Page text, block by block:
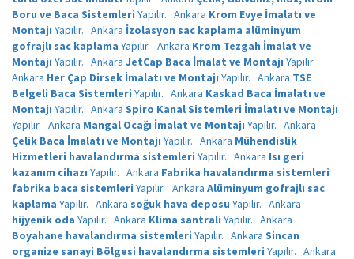
Boru ve Baca Sistemleri Yapılır. Ankara Krom Evye İmalatı ve
Montajı Yapılır. Ankara İzolasyon sac kaplama alüminyum
gofrajlı sac kaplama Yapılır. Ankara Krom Tezgah İmalat ve
Montajı Yapılır. Ankara JetCap Baca İmalat ve Montajı Yapılır.
Ankara Her Çap Dirsek İmalatı ve Montajı Yapılır. Ankara TSE
Belgeli Baca Sistemleri Yapılır. Ankara Kaskad Baca İmalatı ve
Montajı Yapılır. Ankara Spiro Kanal Sistemleri İmalatı ve Montajı
Yapılır. Ankara Mangal Ocağı İmalat ve Montajı Yapılır. Ankara
Çelik Baca İmalatı ve Montajı Yapılır. Ankara Mühendislik
Hizmetleri havalandırma sistemleri Yapılır. Ankara Isı geri
kazanım cihazı Yapılır. Ankara Fabrika havalandırma sistemleri
fabrika baca sistemleri Yapılır. Ankara Alüminyum gofrajlı sac
kaplama Yapılır. Ankara soğuk hava deposu Yapılır. Ankara
hijyenik oda Yapılır. Ankara Klima santrali Yapılır. Ankara
Boyahane havalandırma sistemleri Yapılır. Ankara Sincan
organize sanayi Bölgesi havalandırma sistemleri Yapılır. Ankara